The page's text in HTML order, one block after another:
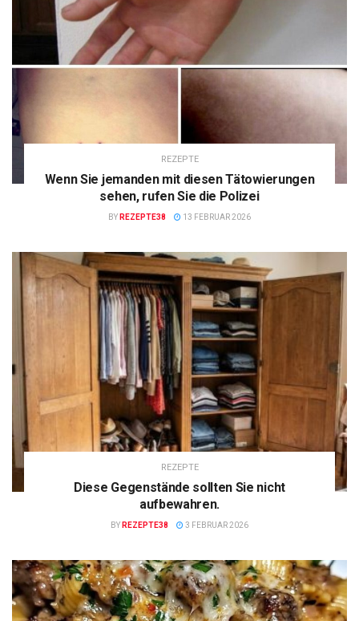
REZEPTE
Wenn Sie jemanden mit diesen Tätowierungen
sehen, rufen Sie die Polizei
BY REZEPTE38 13 FEBRUAR 2026
REZEPTE
Diese Gegenstände sollten Sie nicht
aufbewahren.
BY REZEPTE38 3 FEBRUAR 2026